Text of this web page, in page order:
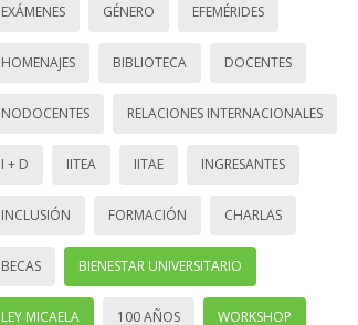
EXÁMENES GÉNERO EFEMÉRIDES
HOMENAJES BIBLIOTECA DOCENTES
NODOCENTES RELACIONES INTERNACIONALES
I + D IITEA IITAE INGRESANTES
INCLUSIÓN FORMACIÓN CHARLAS
BECAS BIENESTAR UNIVERSITARIO
LEY MICAELA 100 AÑOS WORKSHOP